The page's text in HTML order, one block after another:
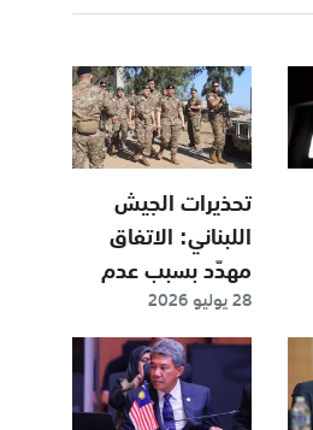
تحذيرات الجيش
اللبناني: الاتفاق
مهدّد بسبب عدم
التزام "اسرائيل"
28 يوليو 2026